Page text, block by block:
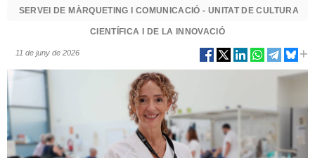
SERVEI DE MÀRQUETING I COMUNICACIÓ - UNITAT DE CULTURA
CIENTÍFICA I DE LA INNOVACIÓ
11 de juny de 2026